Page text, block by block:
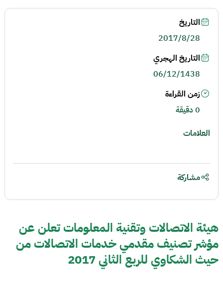
هيئة الاتصالات وتقنية المعلومات تعلن عن
مؤشر تصنيف مقدمي خدمات الاتصالات من
حيث الشكاوي للربع الثاني 2017
التاريخ
2017/8/28
التاريخ الهجري
06/12/1438
زمن القراءة
0 دقيقة
العلامات
مشاركة